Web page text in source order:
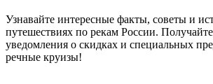
Узнавайте интересные факты, советы и
путешествиях по рекам России.
уведомления о скидках и специальных
речные круизы!